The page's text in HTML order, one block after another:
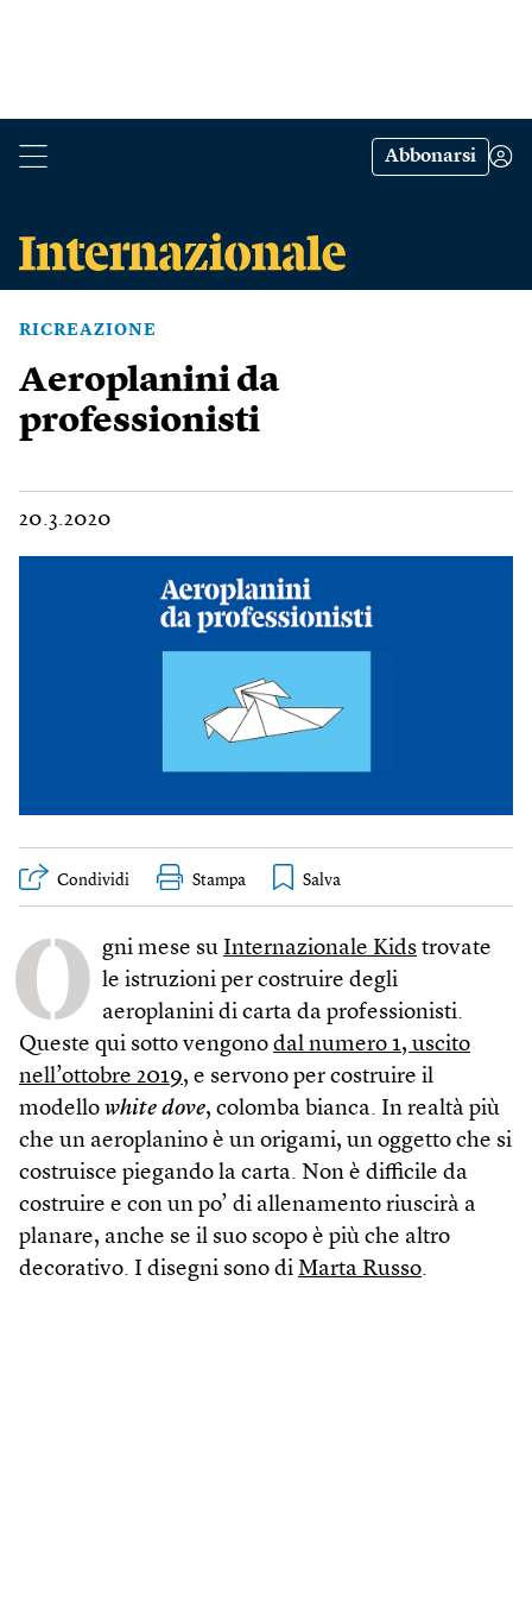
Abbonarsi
RICREAZIONE
Aeroplanini da
professionisti
20.3.2020
Condividi Stampa
O gni mese su Internazionale Kids trovate
le istruzioni per costruire degli
aeroplanini di carta da professionisti.
Queste qui sotto vengono dal numero 1, uscito
nell’ottobre 2019, e servono per costruire il
modello white dove, colomba bianca. In realtà più
che un aeroplanino è un origami, un oggetto che si
costruisce piegando la carta. Non è difficile da
costruire e con un po’ di allenamento riuscirà a
planare, anche se il suo scopo è più che altro
decorativo. I disegni sono di Marta Russo.